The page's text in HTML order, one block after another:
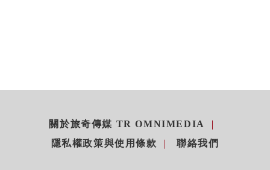
關於旅奇傳媒 TR OMNIMEDIA
隱私權政策與使用條款
聯絡我們